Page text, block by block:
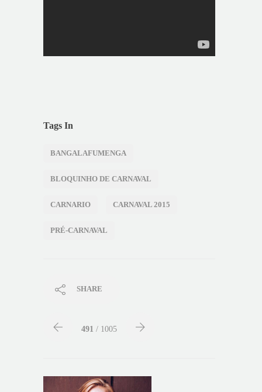
Tags In
BANGALAFUMENGA
BLOQUINHO DE CARNAVAL
CARNARIO CARNAVAL 2015
PRÉ-CARNAVAL
SHARE
491 / 1005